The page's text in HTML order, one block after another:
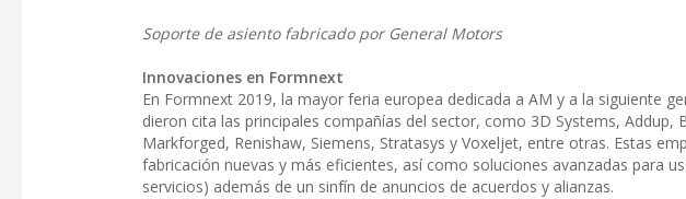
Soporte de asiento fabricado por General Motors
Innovaciones en Formnext
En Formnext 2019, la mayor feria europea dedicada a AM y a la siguiente
dieron cita las principales compañías del sector, como 3D Systems, Addup,
Markforged, Renishaw, Siemens, Stratasys y Voxeljet, entre otras. Estas
fabricación nuevas y más eficientes, así como soluciones avanzadas para
servicios) además de un sinfín de anuncios de acuerdos y alianzas.